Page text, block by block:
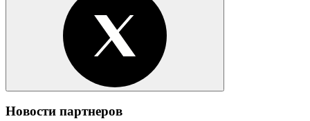
Новости партнеров